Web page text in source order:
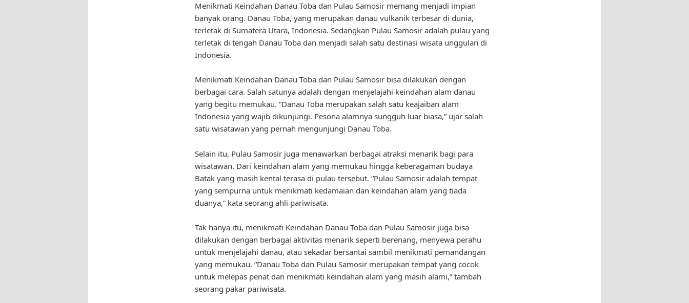
Menikmati Keindahan Danau Toba dan Pulau Samosir memang menjadi impian
banyak orang. Danau Toba, yang merupakan danau vulkanik terbesar di dunia,
terletak di Sumatera Utara, Indonesia. Sedangkan Pulau Samosir adalah pulau yang
terletak di tengah Danau Toba dan menjadi salah satu destinasi wisata unggulan di
Indonesia.
Menikmati Keindahan Danau Toba dan Pulau Samosir bisa dilakukan dengan
berbagai cara. Salah satunya adalah dengan menjelajahi keindahan alam danau
yang begitu memukau. “Danau Toba merupakan salah satu keajaiban alam
Indonesia yang wajib dikunjungi. Pesona alamnya sungguh luar biasa,” ujar salah
satu wisatawan yang pernah mengunjungi Danau Toba.
Selain itu, Pulau Samosir juga menawarkan berbagai atraksi menarik bagi para
wisatawan. Dari keindahan alam yang memukau hingga keberagaman budaya
Batak yang masih kental terasa di pulau tersebut. “Pulau Samosir adalah tempat
yang sempurna untuk menikmati kedamaian dan keindahan alam yang tiada
duanya,” kata seorang ahli pariwisata.
Tak hanya itu, menikmati Keindahan Danau Toba dan Pulau Samosir juga bisa
dilakukan dengan berbagai aktivitas menarik seperti berenang, menyewa perahu
untuk menjelajahi danau, atau sekadar bersantai sambil menikmati pemandangan
yang memukau. “Danau Toba dan Pulau Samosir merupakan tempat yang cocok
untuk melepas penat dan menikmati keindahan alam yang masih alami,” tambah
seorang pakar pariwisata.